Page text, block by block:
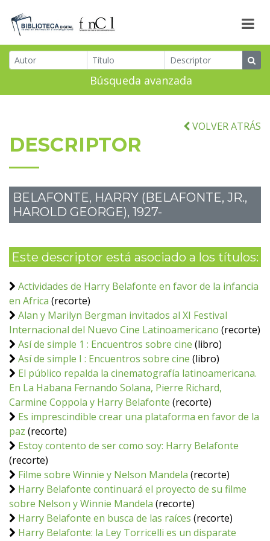
Búsqueda avanzada
VOLVER ATRÁS
DESCRIPTOR
BELAFONTE, HARRY (BELAFONTE, JR.,
HAROLD GEORGE), 1927-
Este descriptor está asociado a los títulos:
Actividades de Harry Belafonte en favor de la infancia
en Africa (recorte)
Alan y Marilyn Bergman invitados al XI Festival
Internacional del Nuevo Cine Latinoamericano (recorte)
Así de simple 1 : Encuentros sobre cine (libro)
Así de simple I : Encuentros sobre cine (libro)
El público repalda la cinematografía latinoamericana.
En La Habana Fernando Solana, Pierre Richard,
Carmine Coppola y Harry Belafonte (recorte)
Es imprescindible crear una plataforma en favor de la
paz (recorte)
Estoy contento de ser como soy: Harry Belafonte
(recorte)
Filme sobre Winnie y Nelson Mandela (recorte)
Harry Belafonte continuará el proyecto de su filme
sobre Nelson y Winnie Mandela (recorte)
Harry Belafonte en busca de las raíces (recorte)
Harry Belafonte: la Ley Torricelli es un disparate